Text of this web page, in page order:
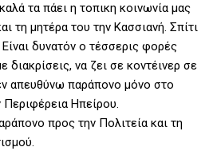
τα πάει η τοπικη κοινωνία μας
τη μητέρα του την Κασσιανή. Σπίτι
δυνατόν ο τέσσερις φορές
διακρίσεις, να ζει σε κοντέινερ σε
απευθύνω παράπονο μόνο στο
Ηπείρου.
προς την Πολιτεία και τη